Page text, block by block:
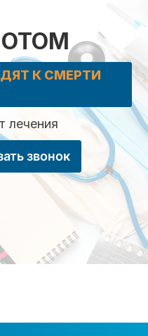
К СМЕРТИ
лечения
звонок